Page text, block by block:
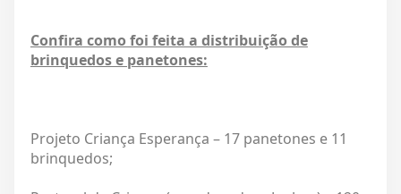
Confira como foi feita a distribuição de
brinquedos e panetones:
Projeto Criança Esperança – 17 panetones e 11
brinquedos;